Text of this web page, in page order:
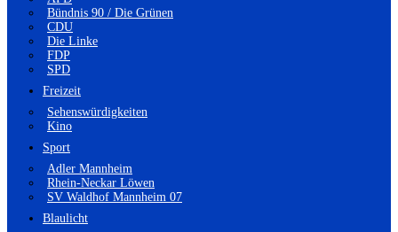
Bündnis 90 / Die Grünen
CDU
Die Linke
FDP
SPD
Freizeit
Sehenswürdigkeiten
Kino
Sport
Adler Mannheim
Rhein-Neckar Löwen
SV Waldhof Mannheim 07
Blaulicht